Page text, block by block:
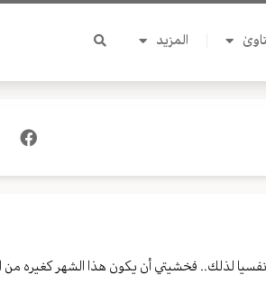
المزيد
لذلك.. فخشيتي أن يكون هذا الشهر كغيره من